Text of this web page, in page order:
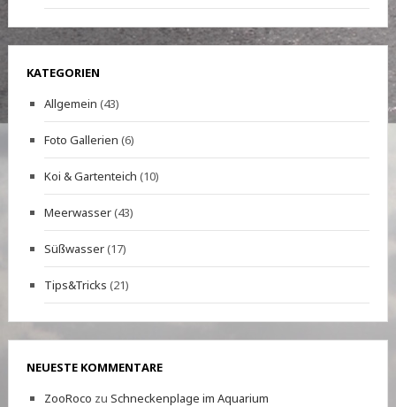
KATEGORIEN
Allgemein (43)
Foto Gallerien (6)
Koi & Gartenteich (10)
Meerwasser(43)
Süßwasser(17)
Tips&Tricks (21)
NEUESTE KOMMENTARE
ZooRoco zu Schneckenplage im Aquarium